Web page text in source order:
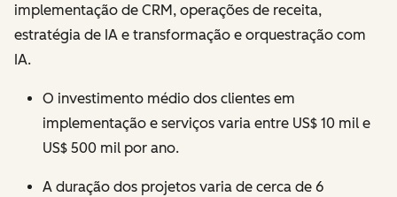
implementação de CRM, operações de receita,
estratégia de IA e transformação e orquestração com
IA.
O investimento médio dos clientes em
implementação e serviços varia entre US$ 10 mil e
US$ 500 mil por ano.
A duração dos projetos varia de cerca de 6